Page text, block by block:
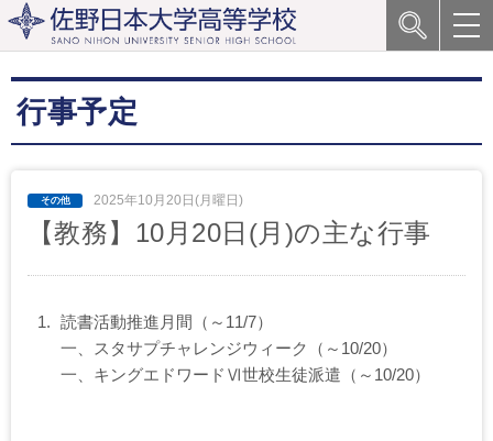
行事予定
2025年10月20日(月曜日)
【教務】10月20日(月)の主な行事
読書活動推進月間（～11/7）
一、スタサプチャレンジウィーク（～10/20）
一、キングエドワードⅥ世校生徒派遣（～10/20）